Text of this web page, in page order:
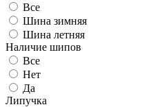
Все
Шина зимняя
Шина летняя
Наличие шипов
Все
Нет
Да
Липучка